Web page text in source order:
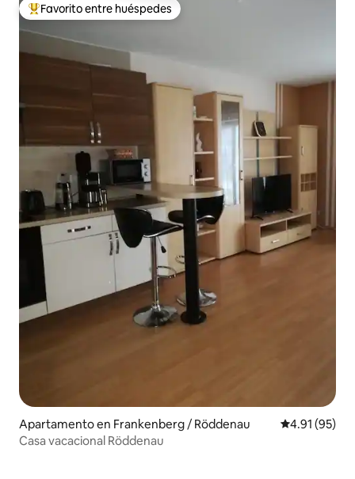
Favorito entre huéspedes preferido
Favorito entre huéspedes
Apartamento en Frankenberg / Röddenau Calificación
4.91 (95)
Casa vacacional Röddenau